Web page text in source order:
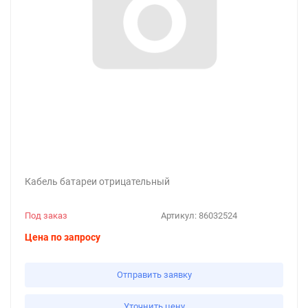
Кабель батареи отрицательный
Артикул: 86032524
Под заказ
Цена по запросу
Отправить заявку